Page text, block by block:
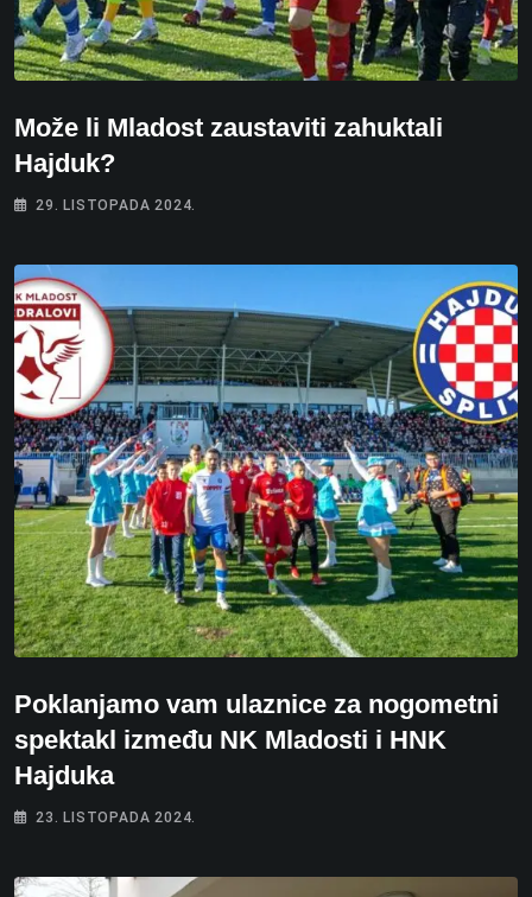
Može li Mladost zaustaviti zahuktali
Hajduk?
29. LISTOPADA 2024.
Poklanjamo vam ulaznice za nogometni
spektakl između NK Mladosti i HNK
Hajduka
23. LISTOPADA 2024.